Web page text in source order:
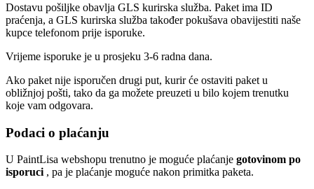
Dostavu pošiljke obavlja GLS kurirska služba. Paket ima ID
praćenja, a GLS kurirska služba također pokušava obavijestiti naše
kupce telefonom prije isporuke.
Vrijeme isporuke je u prosjeku 3-6 radna dana.
Ako paket nije isporučen drugi put, kurir će ostaviti paket u
obližnjoj pošti, tako da ga možete preuzeti u bilo kojem trenutku
koje vam odgovara.
Podaci o plaćanju
U PaintLisa webshopu trenutno je moguće plaćanje gotovinom po
isporuci , pa je plaćanje moguće nakon primitka paketa.